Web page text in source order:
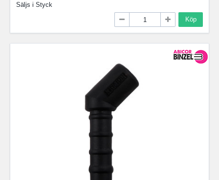
Säljs i Styck
Köp